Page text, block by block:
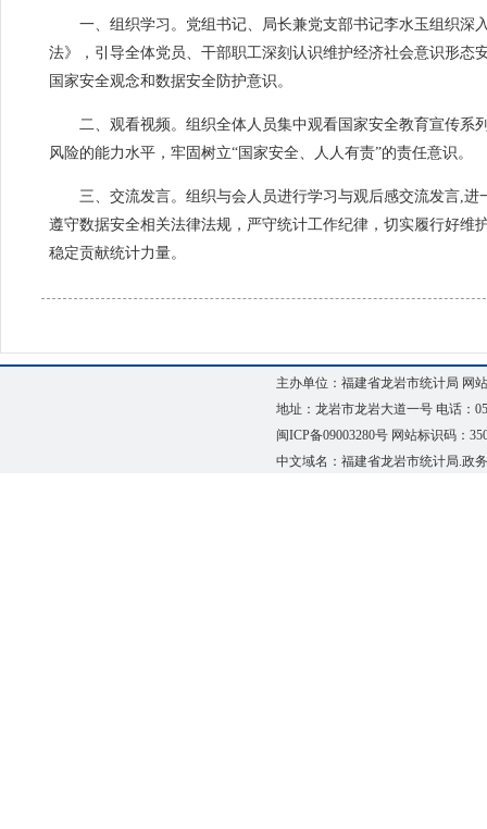
一、组织学习。 党组书记、局长兼党支部书记李水玉组织深
法》，引导全体党员、干部职工深刻认识维护经济社会意识形
国家安全观念和数据安全防护意识。
二、观看视频。组织全体人员集中观看国家安全教育宣传系
风险的能力水平，牢固树立“国家安全、人人有责”的责任意识。
三、交流发言。组织与会人员进行学习与观后感交流发言,
遵守数据安全相关法律法规，严守统计工作纪律，切实履行好
稳定贡献统计力量。